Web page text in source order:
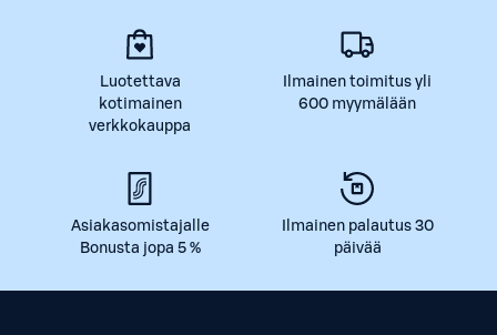
Luotettava
kotimainen
verkkokauppa
Ilmainen toimitus yli
600 myymälään
Asiakasomistajalle
Bonusta jopa 5 %
Ilmainen palautus 30
päivää